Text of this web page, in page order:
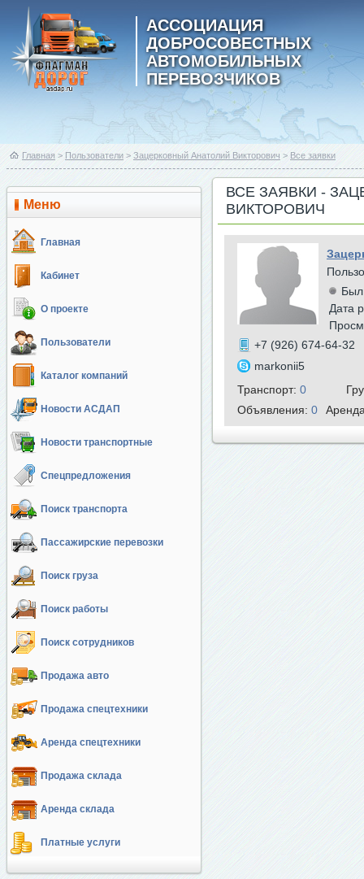
АССОЦИАЦИЯ
ДОБРОСОВЕСТНЫХ
АВТОМОБИЛЬНЫХ
ПЕРЕВОЗЧИКОВ
Главная > Пользователи > Зацерковный Анатолий Викторович > Все заявки
Меню
Главная
Кабинет
О проекте
Пользователи
Каталог компаний
Новости АСДАП
Новости транспортные
Спецпредложения
Поиск транспорта
Пассажирские перевозки
Поиск груза
Поиск работы
Поиск сотрудников
Продажа авто
Продажа спецтехники
Аренда спецтехники
Продажа склада
Аренда склада
Платные услуги
ВСЕ ЗАЯВКИ -
ВИКТОРОВИЧ
Был
Дата
+7 (926) 674-64-32
markonii5
Транспорт: 0
Объявления: 0